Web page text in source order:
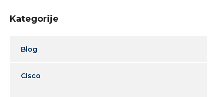
Kategorije
Blog
Cisco